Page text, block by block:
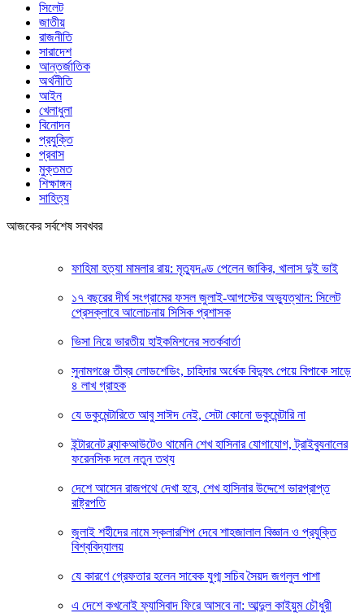
সিলেট
জাতীয়
রাজনীতি
সারাদেশ
আন্তর্জাতিক
অর্থনীতি
আইন
খেলাধুলা
বিনোদন
প্রযুক্তি
প্রবাস
মুক্তমত
শিক্ষাঙ্গন
সাহিত্য
আজকের সর্বশেষ সবখবর
ফাহিমা হত্যা মামলার রায়: মৃত্যুদণ্ড পেলেন জাকির, খালাস দুই ভাই
১৭ বছরের দীর্ঘ সংগ্রামের ফসল জুলাই-আগস্টের অভ্যুত্থান: সিলেট
প্রেসক্লাবে আলোচনায় সিসিক প্রশাসক
ভিসা নিয়ে ভারতীয় হাইকমিশনের সতর্কবার্তা
সুনামগঞ্জে তীব্র লোডশেডিং, চাহিদার অর্ধেক বিদ্যুৎ পেয়ে বিপাকে সাড়ে
৪ লাখ গ্রাহক
যে ডকুমেন্টারিতে আবু সাঈদ নেই, সেটা কোনো ডকুমেন্টারি না
ইন্টারনেট ব্ল্যাকআউটেও থামেনি শেখ হাসিনার যোগাযোগ, ট্রাইব্যুনালের
ফরেনসিক দলে নতুন তথ্য
দেশে আসেন রাজপথে দেখা হবে, শেখ হাসিনার উদ্দেশে ভারপ্রাপ্ত
রাষ্ট্রপতি
জুলাই শহীদের নামে স্কলারশিপ দেবে শাহজালাল বিজ্ঞান ও প্রযুক্তি
বিশ্ববিদ্যালয়
যে কারণে গ্রেফতার হলেন সাবেক যুগ্ম সচিব সৈয়দ জগলুল পাশা
এ দেশে কখনোই ফ্যাসিবাদ ফিরে আসবে না: আব্দুল কাইয়ুম চৌধুরী